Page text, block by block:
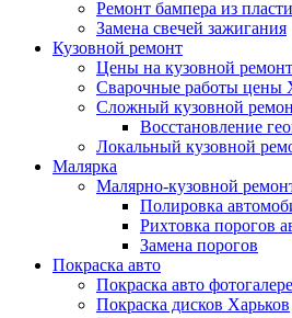
Ремонт бампера из
Замена свечей зажигания
Кузовной ремонт
Цены на кузовной ремонт
Сварочные работы цены
Сложный кузовной
Восстановление
Локальный кузовной
Малярка
Малярно-кузовной
Полировка
Рихтовка порогов
Замена порогов
Покраска авто
Покраска авто
Покраска дисков Харьков